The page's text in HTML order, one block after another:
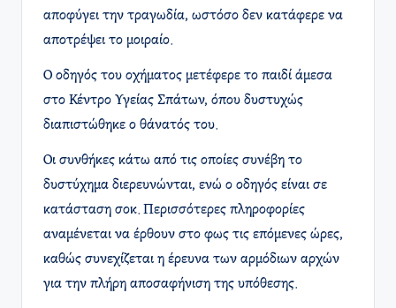
αποφύγει την τραγωδία, ωστόσο δεν κατάφερε να
αποτρέψει το μοιραίο.
Ο οδηγός του οχήματος μετέφερε το παιδί άμεσα
στο Κέντρο Υγείας Σπάτων, όπου δυστυχώς
διαπιστώθηκε ο θάνατός του.
Οι συνθήκες κάτω από τις οποίες συνέβη το
δυστύχημα διερευνώνται, ενώ ο οδηγός είναι σε
κατάσταση σοκ. Περισσότερες πληροφορίες
αναμένεται να έρθουν στο φως τις επόμενες ώρες,
καθώς συνεχίζεται η έρευνα των αρμόδιων αρχών
για την πλήρη αποσαφήνιση της υπόθεσης.